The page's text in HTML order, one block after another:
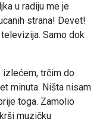
u radiju me je
strana! Devet!
Samo dok
izlećem, trčim do
minuta. Ništa nisam
toga. Zamolio
muzičku